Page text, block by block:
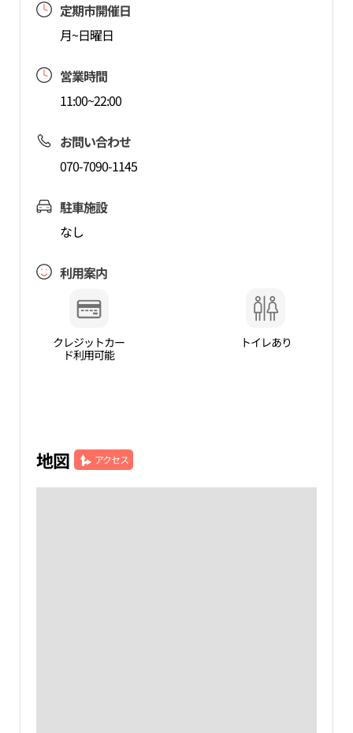
定期市開催日
月~日曜日
営業時間
11:00~22:00
お問い合わせ
070-7090-1145
駐車施設
なし
利用案内
クレジットカー
ド利用可能
トイレあり
地図 アクセス